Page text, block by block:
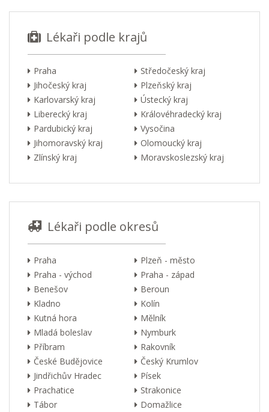
Lékaři podle krajů
Praha
Středočeský kraj
Jihočeský kraj
Plzeňský kraj
Karlovarský kraj
Ústecký kraj
Liberecký kraj
Královéhradecký kraj
Pardubický kraj
Vysočina
Jihomoravský kraj
Olomoucký kraj
Zlínský kraj
Moravskoslezský kraj
Lékaři podle okresů
Praha
Plzeň - město
Praha - východ
Praha - západ
Benešov
Beroun
Kladno
Kolín
Kutná hora
Mělník
Mladá boleslav
Nymburk
Příbram
Rakovník
České Budějovice
Český Krumlov
Jindřichův Hradec
Písek
Prachatice
Strakonice
Tábor
Domažlice